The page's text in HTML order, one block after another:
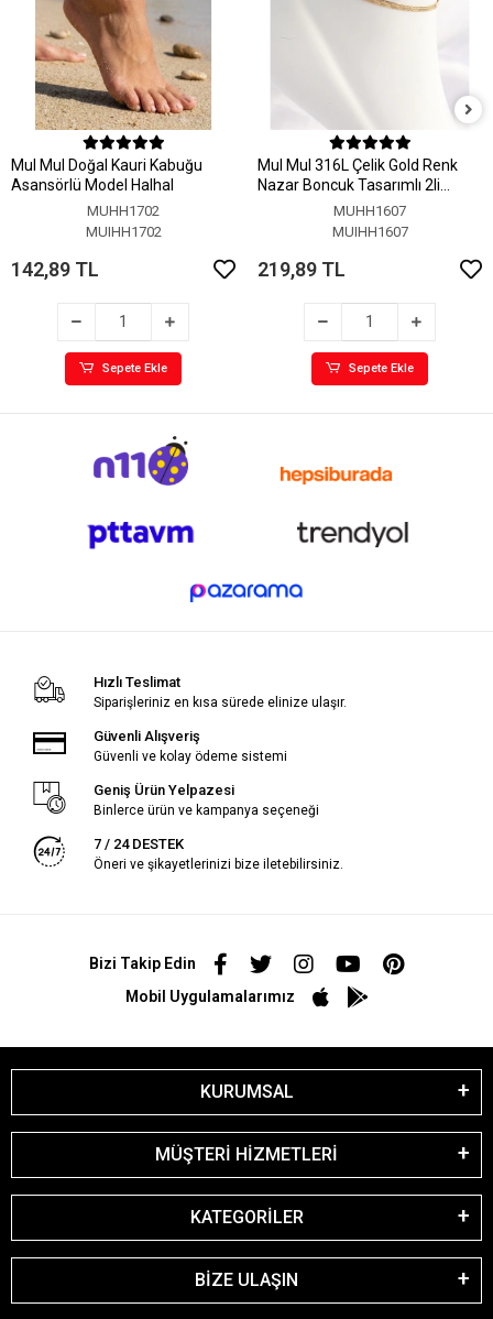
MuI MuI Doğal Kauri Kabuğu
Asansörlü Model Halhal
MUHH1702
MUIHH1702
142,89 TL
Sepete Ekle
MuI MuI 316L Çelik Gold Renk
Nazar Boncuk Tasarımlı 2li
MUHH1607
MUIHH1607
219,89 TL
Sepete Ekle
Hızlı Teslimat
Siparişleriniz en kısa sürede elinize ulaşır.
Güvenli Alışveriş
Güvenli ve kolay ödeme sistemi
Geniş Ürün Yelpazesi
Binlerce ürün ve kampanya seçeneği
7 / 24 DESTEK
Öneri ve şikayetlerinizi bize iletebilirsiniz.
Bizi Takip Edin
Mobil Uygulamalarımız
KURUMSAL
MÜŞTERİ HİZMETLERİ
KATEGORİLER
BİZE ULAŞIN